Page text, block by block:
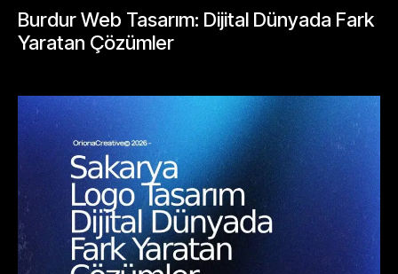
Burdur Web Tasarım: Dijital Dünyada Fark
Yaratan Çözümler